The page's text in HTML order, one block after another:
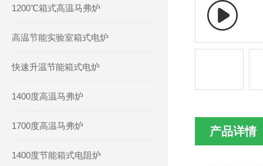
1200℃箱式高温马弗炉
高温节能实验室箱式电炉
快速升温节能箱式电炉
1400度高温马弗炉
1700度高温马弗炉
1400度节能箱式电阻炉
产品详情